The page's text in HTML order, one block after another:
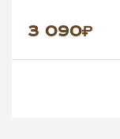
3 090